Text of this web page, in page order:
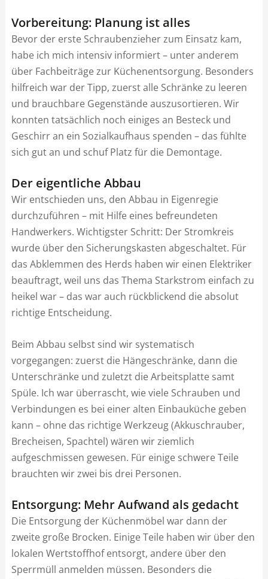
Vorbereitung: Planung ist alles
Bevor der erste Schraubenzieher zum Einsatz kam,
habe ich mich intensiv informiert – unter anderem
über Fachbeiträge zur Küchenentsorgung. Besonders
hilfreich war der Tipp, zuerst alle Schränke zu leeren
und brauchbare Gegenstände auszusortieren. Wir
konnten tatsächlich noch einiges an Besteck und
Geschirr an ein Sozialkaufhaus spenden – das fühlte
sich gut an und schuf Platz für die Demontage.
Der eigentliche Abbau
Wir entschieden uns, den Abbau in Eigenregie
durchzuführen – mit Hilfe eines befreundeten
Handwerkers. Wichtigster Schritt: Der Stromkreis
wurde über den Sicherungskasten abgeschaltet. Für
das Abklemmen des Herds haben wir einen Elektriker
beauftragt, weil uns das Thema Starkstrom einfach zu
heikel war – das war auch rückblickend die absolut
richtige Entscheidung.
Beim Abbau selbst sind wir systematisch
vorgegangen: zuerst die Hängeschränke, dann die
Unterschränke und zuletzt die Arbeitsplatte samt
Spüle. Ich war überrascht, wie viele Schrauben und
Verbindungen es bei einer alten Einbauküche geben
kann – ohne das richtige Werkzeug (Akkuschrauber,
Brecheisen, Spachtel) wären wir ziemlich
aufgeschmissen gewesen. Für einige schwere Teile
brauchten wir zwei bis drei Personen.
Entsorgung: Mehr Aufwand als gedacht
Die Entsorgung der Küchenmöbel war dann der
zweite große Brocken. Einige Teile haben wir über den
lokalen Wertstoffhof entsorgt, andere über den
Sperrmüll anmelden müssen. Besonders die